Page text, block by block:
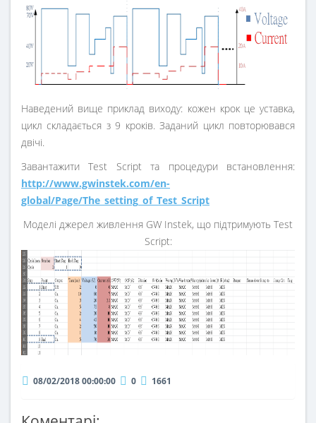
Наведений вище приклад виходу: кожен крок це уставка,
цикл складається з 9 кроків. Заданий цикл повторювався
двічі.
Завантажити Test Script та процедури встановлення:
http://www.gwinstek.com/en-
global/Page/The_setting_of_Test_Script
Моделі джерел живлення GW Instek, що підтримують Test
Script:
08/02/2018 00:00:00 0 1661